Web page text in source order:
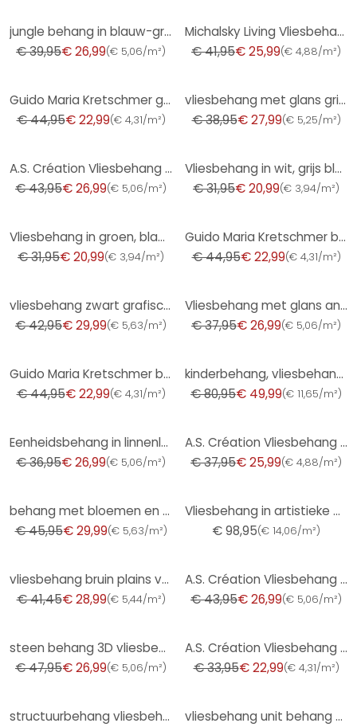
jungle behang in blauw-grijs - vliesbehang met tropische flair
€ 39,95€ 26,99(€ 5,06/m²)
Michalsky Living Vliesbehang Dream Again
€ 41,95€ 25,99(€ 4,88/m²)
Guido Maria Kretschmer grafisch behang Waves of Light Fashion for Walls 5 beige
€ 44,95€ 22,99(€ 4,31/m²)
vliesbehang met glans grijs betonlook
€ 38,95€ 27,99(€ 5,25/m²)
A.S. Création Vliesbehang The BOS - Battle of Style Jungle Look Wit, Groen, Rood, Beige
€ 43,95€ 26,99(€ 5,06/m²)
Vliesbehang in wit, grijs bladmotief bladlook bloemige natuur
€ 31,95€ 20,99(€ 3,94/m²)
Vliesbehang in groen, bladmotief bladlook bloemige natuur
€ 31,95€ 20,99(€ 3,94/m²)
Guido Maria Kretschmer behang met bloemmotief Floral Glow Fashion for Walls 5 beige
€ 44,95€ 22,99(€ 4,31/m²)
vliesbehang zwart grafisch voor woonkamer slaapkamer behang marburg
€ 42,95€ 29,99(€ 5,63/m²)
Vliesbehang met glans antraciet betonlook
€ 37,95€ 26,99(€ 5,06/m²)
Guido Maria Kretschmer behang met bloemmotief Floral Glow Fashion for Walls 5 goud
€ 44,95€ 22,99(€ 4,31/m²)
kinderbehang, vliesbehang met illustratie Kids Walls wit, groen
€ 80,95€ 49,99(€ 11,65/m²)
Eenheidsbehang in linnenlook saliegroen - structuurbehang voor tijdloze elegantie
€ 36,95€ 26,99(€ 5,06/m²)
A.S. Création Vliesbehang The BOS - Battle of Style Bloemetjesbehang Blauw, Goud, Petrol
€ 37,95€ 25,99(€ 4,88/m²)
behang met bloemen en vliesbehang Kumano beige
€ 45,95€ 29,99(€ 5,63/m²)
Vliesbehang in artistieke golflook en beige, rode golf
€ 98,95(€ 14,06/m²)
vliesbehang bruin plains voor woonkamer slaapkamer behang marburg
€ 41,45€ 28,99(€ 5,44/m²)
A.S. Création Vliesbehang The BOS - Battle of Style - Bloemenbehang Wit, Zilver, Oranje
€ 43,95€ 26,99(€ 5,06/m²)
steen behang 3D vliesbehang beige - vliesbehang steen look modern voor woonkamer, hal
€ 47,95€ 26,99(€ 5,06/m²)
A.S. Création Vliesbehang met Glitter Memory 3
€ 33,95€ 22,99(€ 4,31/m²)
structuurbehang vliesbehang Novamur Jackie beige
vliesbehang unit behang met fijne structuur in zwart